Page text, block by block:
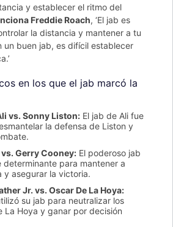
y establecer el ritmo del
Freddie Roach, ‘El jab es
la distancia y mantener a tu
un buen jab, es difícil establecer
en los que el jab marcó la
vs. Sonny Liston: El jab de Ali fue
la defensa de Liston y
Gerry Cooney: El poderoso jab
determinante para mantener a
y asegurar la victoria.
Jr. vs. Oscar De La Hoya:
su jab para neutralizar los
La Hoya y ganar por decisión